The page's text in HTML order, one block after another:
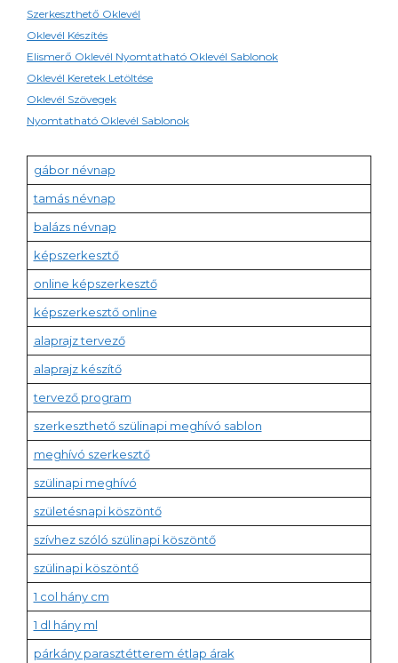
Szerkeszthető Oklevél
Oklevél Készítés
Elismerő Oklevél Nyomtatható Oklevél Sablonok
Oklevél Keretek Letöltése
Oklevél Szövegek
Nyomtatható Oklevél Sablonok
gábor névnap
tamás névnap
balázs névnap
képszerkesztő
online képszerkesztő
képszerkesztő online
alaprajz tervező
alaprajz készítő
tervező program
szerkeszthető szülinapi meghívó sablon
meghívó szerkesztő
szülinapi meghívó
születésnapi köszöntő
szívhez szóló szülinapi köszöntő
szülinapi köszöntő
1 col hány cm
1 dl hány ml
párkány parasztétterem étlap árak